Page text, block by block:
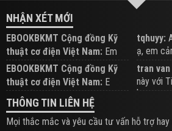
NHẬN XÉT MỚI
EBOOKBKMT Cộng đồng Kỹ
thuật cơ điện Việt Nam: Em
đăng trên Group hỗ trợ nhé
tqhuyy:
ạ, em
EBOOKBKMT Cộng đồng Kỹ
thuật cơ điện Việt Nam: E
xem hỗ trợ trên Group
tran
này với
b...
THÔNG TIN LIÊN HỆ
Mọi thắc mắc và yêu cầu tư vấn hỗ trợ